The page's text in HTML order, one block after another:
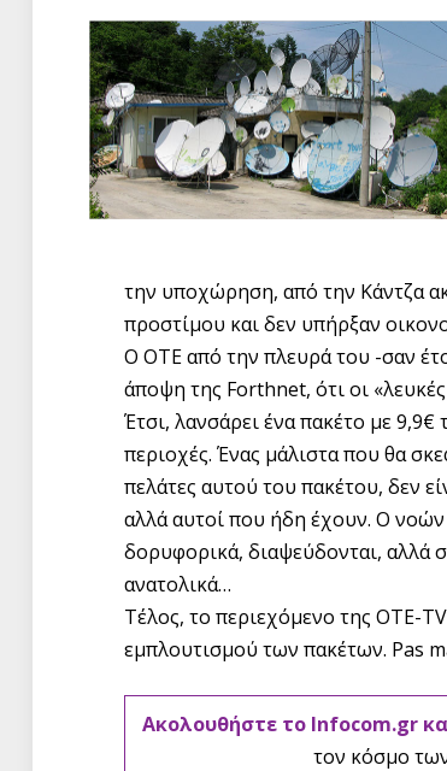
την υποχώρηση, από την Κάντζα
προστίμου και δεν υπήρξαν
Ο ΟΤΕ από την πλευρά του -σαν
άποψη της Forthnet, ότι οι
Έτσι, λανσάρει ένα πακέτο με 9,9€
περιοχές. Ένας μάλιστα που θα
πελάτες αυτού του πακέτου, δεν
αλλά αυτοί που ήδη έχουν. Ο
δορυφορικά, διαψεύδονται, αλλά
ανατολικά…
Τέλος, το περιεχόμενο της ΟΤΕ-
εμπλουτισμού των πακέτων. Pas
Ακολουθήστε το Infocom.gr
τον κόσμο